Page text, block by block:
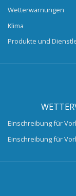
Wetterwarnungen
Klima
Produkte und
Einschreibung für
Einschreibung für